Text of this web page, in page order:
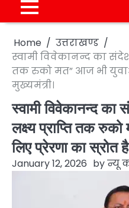
Home
उत्तराखण्ड
स्वामी विवेकानन्द का संदेश
तक रुको मत” आज भी
मुख्यमंत्री।
स्वामी विवेकानन्द
लक्ष्य प्राप्ति तक
लिए प्रेरणा का स्रोत
January 12, 2026 byन्यू